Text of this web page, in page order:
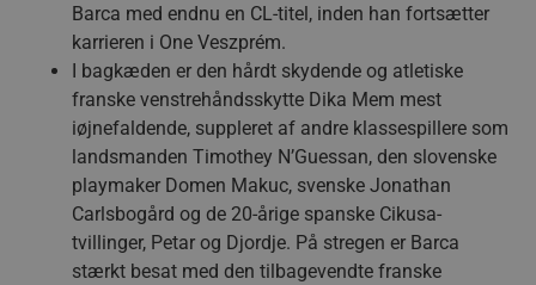
Barca med endnu en CL-titel, inden han fortsætter
karrieren i One Veszprém.
I bagkæden er den hårdt skydende og atletiske
franske venstrehåndsskytte Dika Mem mest
iøjnefaldende, suppleret af andre klassespillere som
landsmanden Timothey N’Guessan, den slovenske
playmaker Domen Makuc, svenske Jonathan
Carlsbogård og de 20-årige spanske Cikusa-
tvillinger, Petar og Djordje. På stregen er Barca
stærkt besat med den tilbagevendte franske